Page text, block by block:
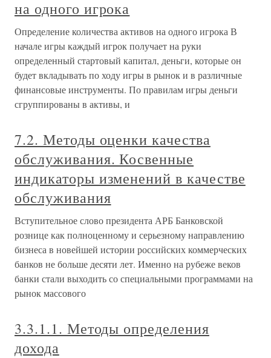
на одного игрока
Определение количества активов на одного игрока В
начале игры каждый игрок получает на руки
определенный стартовый капитал, деньги, которые он
будет вкладывать по ходу игры в рынок и в различные
финансовые инструменты. По правилам игры деньги
сгруппированы в активы, и
7.2. Методы оценки качества
обслуживания. Косвенные
индикаторы изменений в качестве
обслуживания
Вступительное слово президента АРБ Банковской
рознице как полноценному и серьезному направлению
бизнеса в новейшей истории российских коммерческих
банков не больше десяти лет. Именно на рубеже веков
банки стали выходить со специальными программами на
рынок массового
3.3.1.1. Методы определения
дохода